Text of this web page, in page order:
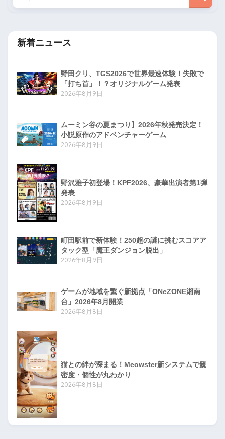
新着ニュース
野田クリ、TGS2026で世界最速体験！失敗で
「打ち首」！？オリジナルゲーム発表
2026年8月9日
ムーミン谷の夏まつり】2026年秋発売決定！
小説原作のアドベンチャーゲーム
2026年8月9日
野沢雅子初登場！KPF2026、豪華出演者第1弾
発表
2026年8月9日
町田駅前で新体験！250超の謎に挑むスコアア
タック型「魔王ダンジョン脱出」
2026年8月9日
ゲームが地域を繋ぐ新拠点「ONeZONE湘南
台」2026年8月開業
2026年8月8日
猫との絆が深まる！Meowster新システムで親
密度・個性が丸わかり
2026年8月8日